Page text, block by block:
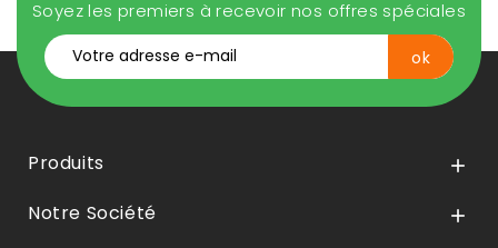
Soyez les premiers à recevoir nos offres spéciales
Produits 
Notre Société 